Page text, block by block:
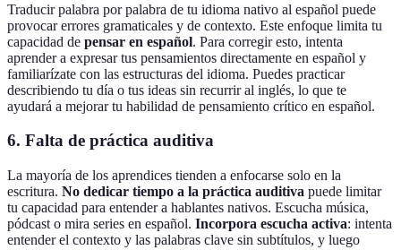
Traducir palabra por palabra de tu idioma nativo al español puede
provocar errores gramaticales y de contexto. Este enfoque limita tu
capacidad de pensar en español. Para corregir esto, intenta
aprender a expresar tus pensamientos directamente en español y
familiarízate con las estructuras del idioma. Puedes practicar
describiendo tu día o tus ideas sin recurrir al inglés, lo que te
ayudará a mejorar tu habilidad de pensamiento crítico en español.
6. Falta de práctica auditiva
La mayoría de los aprendices tienden a enfocarse solo en la
escritura. No dedicar tiempo a la práctica auditiva puede limitar
tu capacidad para entender a hablantes nativos. Escucha música,
pódcast o mira series en español. Incorpora escucha activa: intenta
entender el contexto y las palabras clave sin subtítulos, y luego